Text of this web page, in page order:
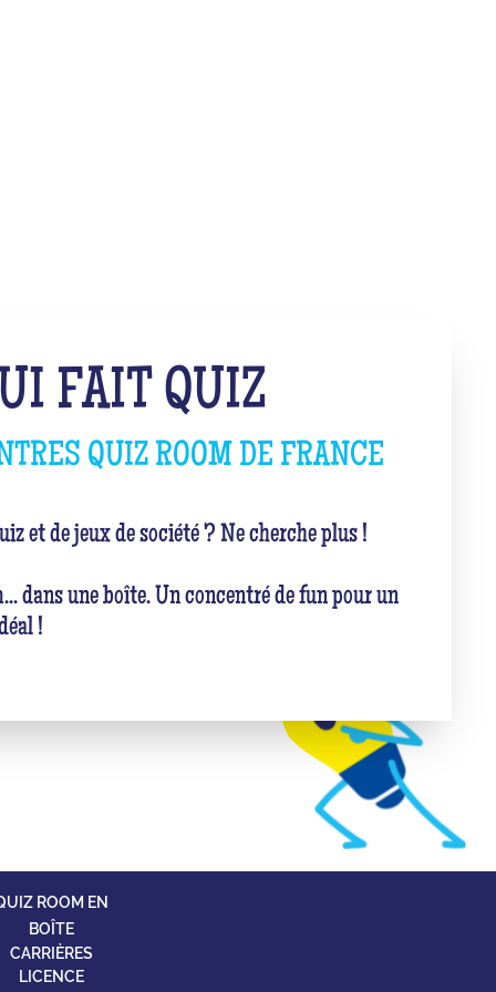
FAIT QUIZ
QUIZ ROOM DE FRANCE
et de jeux de société ? Ne cherche plus !
dans une boîte. Un concentré de fun pour un
!
ROOM EN
BOÎTE
CARRIÈRES
LICENCE